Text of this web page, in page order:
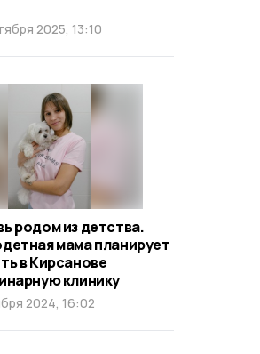
2025, 13:10
родом из детства.
мама планирует
в Кирсанове
клинику
2024, 16:02